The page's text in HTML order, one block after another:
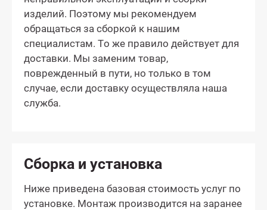
изделий. Поэтому мы рекомендуем
обращаться за сборкой к нашим
специалистам. То же правило действует для
доставки. Мы заменим товар,
поврежденный в пути, но только в том
случае, если доставку осуществляла наша
служба.
Сборка и установка
Ниже приведена базовая стоимость услуг по
установке. Монтаж производится на заранее